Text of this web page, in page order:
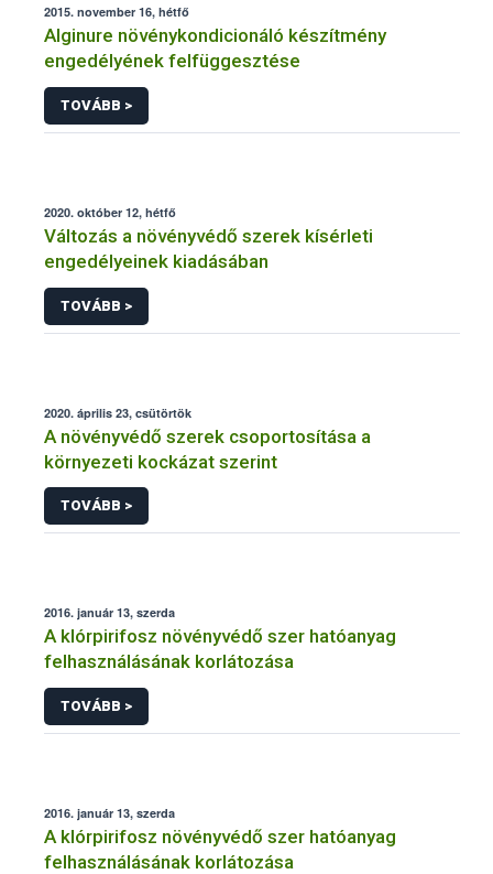
2015. november 16, hétfő
Alginure növénykondicionáló készítmény
engedélyének felfüggesztése
TOVÁBB >
2020. október 12, hétfő
Változás a növényvédő szerek kísérleti
engedélyeinek kiadásában
TOVÁBB >
2020. április 23, csütörtök
A növényvédő szerek csoportosítása a
környezeti kockázat szerint
TOVÁBB >
2016. január 13, szerda
A klórpirifosz növényvédő szer hatóanyag
felhasználásának korlátozása
TOVÁBB >
2016. január 13, szerda
A klórpirifosz növényvédő szer hatóanyag
felhasználásának korlátozása